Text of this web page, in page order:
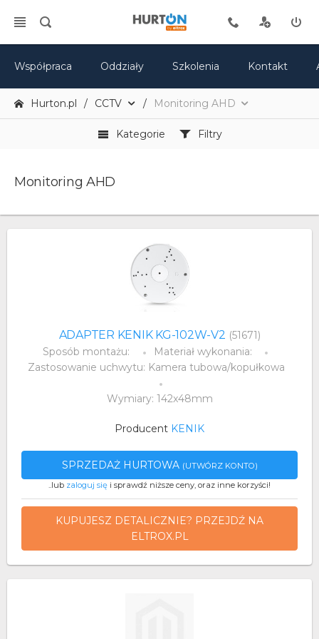
Współpraca Oddziały Szkolenia Kontakt
Hurton.pl CCTV Monitoring AHD
Kategorie Filtry
Monitoring AHD
ADAPTER KENIK KG-102W-V2 (51671)
Sposób montażu:
Materiał wykonania:
Zastosowanie uchwytu: Kamera tubowa/kopułkowa
Wymiary: 142x48mm
Producent KENIK
SPRZEDAŻ HURTOWA (UTWÓRZ KONTO)
..lub zaloguj się i sprawdź niższe ceny, oraz inne korzyści!
KUPUJESZ DETALICZNIE? PRZEJDŹ NA
ELTROX.PL